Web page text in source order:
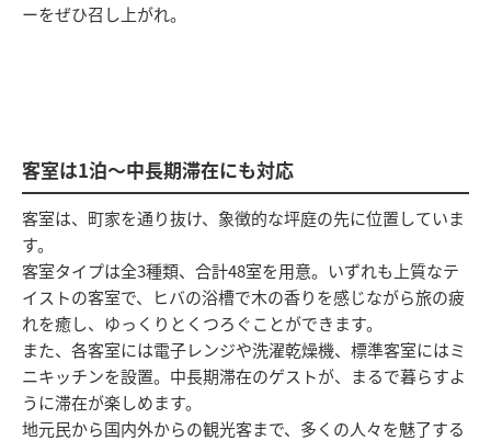
ーをぜひ召し上がれ。
客室は1泊～中長期滞在にも対応
客室は、町家を通り抜け、象徴的な坪庭の先に位置していま
す。
客室タイプは全3種類、合計48室を用意。いずれも上質なテ
イストの客室で、ヒバの浴槽で木の香りを感じながら旅の疲
れを癒し、ゆっくりとくつろぐことができます。
また、各客室には電子レンジや洗濯乾燥機、標準客室にはミ
ニキッチンを設置。中長期滞在のゲストが、まるで暮らすよ
うに滞在が楽しめます。
地元民から国内外からの観光客まで、多くの人々を魅了する